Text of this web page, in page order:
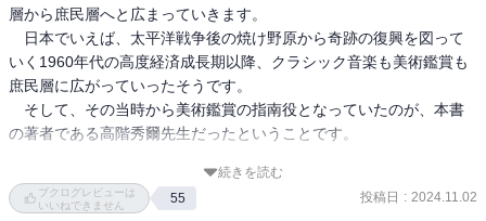
層から庶民層へと広まっていきます。
日本でいえば、太平洋戦争後の焼け野原から奇跡の復興を図って
いく1960年代の高度経済成長期以降、クラシック音楽も美術鑑賞も
庶民層に広がっていったそうです。
そして、その当時から美術鑑賞の指南役となっていたのが、本書
の著者である高階秀爾先生だったということです。
わたしが、高階先生を知ったのは、ＮＨＫ教育テレビ（今のＥテ
レね）の「日曜美術館」という番組でした。
続きを読む
ブクログレビューは
いいねできません
55 投稿日 : 2024.11.02